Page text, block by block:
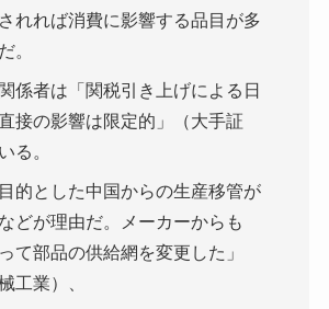
れれば消費に影響する品目が多
。
係者は「関税引き上げによる日
接の影響は限定的」（大手証
る。
的とした中国からの生産移管が
どが理由だ。メーカーからも
て部品の供給網を変更した」
工業）、